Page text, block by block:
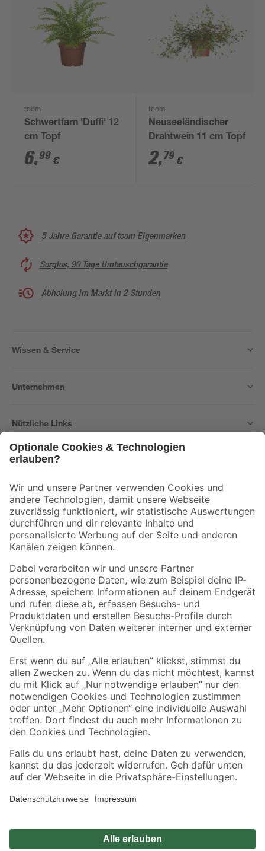
toom
Schwertfarn 'Duffi' 12
cm Topf
6,99 €
toom
Neuseeländischer
Drahtwein 11 cm Topf
2,79 €
5 Jahre Garantie auf toom Eigenmarken
Sorglos, 90 Tage Umtauschgarantie
Abholung im Markt in 2 Stunden
Wissen & Service
Unternehmen
Nützliche Links
Der toom Newsletter: Keine Angebote und Aktionen mehr verpassen!
Zur Newsletter Anmeldung
Folge uns
Zahlungsarten Versandarten
Sicher einkaufen
Jetzt die toom-App herunterladen
Alle Preisangaben in EUR inkl. gesetzl. MwSt.. Die dargestellten Angebote sind unter
Umständen nicht in allen Märkten verfügbar. Die angegebenen Verfügbarkeiten beziehen
Produkte nur solange der Vorrat reicht.
*Paketversand ab 59 € versandkostenfrei, gilt nicht für Artikel mit Speditionsversand, hier
Privatsphäre Impressum